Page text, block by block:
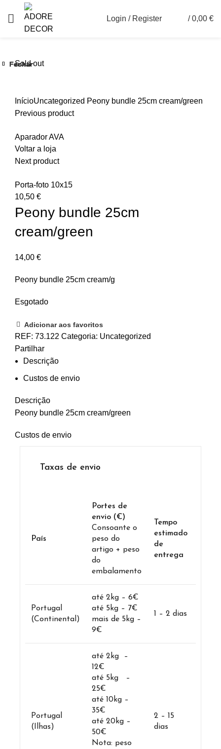
Login / Register / 0,00 €
Sold out
InícioUncategorized Peony bundle 25cm cream/green
Previous product
Aparador AVA
Voltar a loja
Next product
Porta-foto 10x15
10,50 €
Peony bundle 25cm
cream/green
14,00 €
Peony bundle 25cm cream/g
Esgotado
Adicionar aos favoritos
REF: 73.122 Categoria: Uncategorized
Partilhar
Descrição
Custos de envio
Descrição
Peony bundle 25cm cream/green
Custos de envio
Taxas de envio
País
Portes de
envio (€)
Consoante o
peso do
artigo + peso
do
embalamento
Tempo
estimado
de
entrega
Portugal
(Continental)
até 2kg – 6€
até 5kg – 7€
mais de 5kg –
9€
1 – 2 dias
Portugal
(Ilhas)
até 2kg –
12€
até 5kg –
25€
até 10kg –
35€
até 20kg –
50€
Nota: peso
2 – 15
dias
Fechar
Fechar
Fechar
Fechar
Fechar
Fechar